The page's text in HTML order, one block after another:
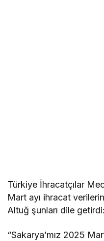
Türkiye İhracatçılar
Mart ayı ihracat
Altuğ şunları dile getirdi:
“Sakarya’mız 2025